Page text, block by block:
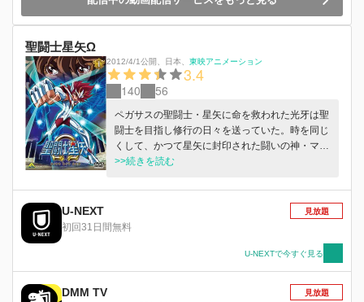
聖闘士星矢Ω
2012/4/1公開 日本 東映アニメーション
3.4
140 56
ペガサスの聖闘士・星矢に命を救われた光牙は聖
闘士を目指し修行の日々を送っていた。時を同じ
くして、かつて星矢に封印された闘いの神・マル
スの復活が迫っていた…。光牙が秘められた力、
伝説が幕が開ける！
>>続きを読む
U-NEXT
初回31日間無料
見放題
U-NEXTで今すぐ見る
DMM TV 見放題